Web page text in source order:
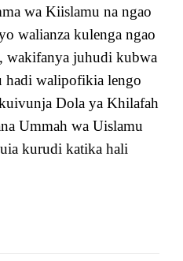
wa Kiislamu na ngao
walianza kulenga ngao
juhudi kubwa
hadi walipofikia lengo
Dola ya Khilafah
Ummah wa Uislamu
kurudi katika hali